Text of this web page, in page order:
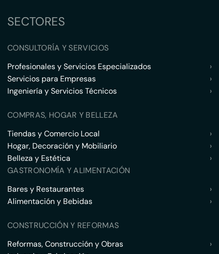
SECTORES
CONSULTORÍA Y SERVICIOS
Profesionales y Servicios Especializados
›
Servicios para Empresas
›
Ingeniería y Servicios Técnicos
›
COMPRAS, HOGAR Y BELLEZA
Tiendas y Comercio Local
›
Hogar, Decoración y Mobiliario
›
Belleza y Estética
›
GASTRONOMÍA Y ALIMENTACIÓN
Bares y Restaurantes
›
Alimentación y Bebidas
›
CONSTRUCCIÓN Y REFORMAS
Reformas, Construcción y Obras
›